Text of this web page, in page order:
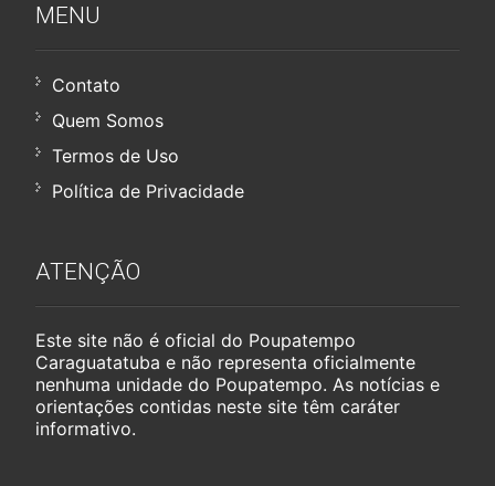
MENU
Contato
Quem Somos
Termos de Uso
Política de Privacidade
ATENÇÃO
Este site não é oficial do Poupatempo
Caraguatatuba e não representa oficialmente
nenhuma unidade do Poupatempo. As notícias e
orientações contidas neste site têm caráter
informativo.